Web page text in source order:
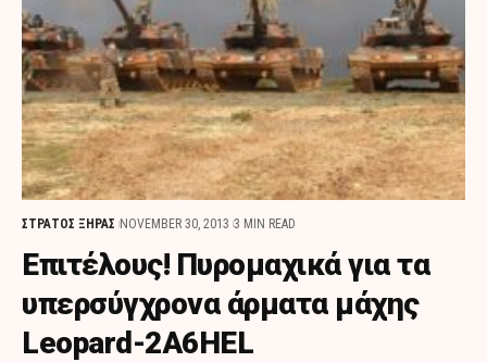
ΣΤΡΑΤΟΣ ΞΗΡΑΣ NOVEMBER 30, 2013 3 MIN READ
Επιτέλους! Πυρομαχικά για τα
υπερσύγχρονα άρματα μάχης
Leopard-2A6HEL